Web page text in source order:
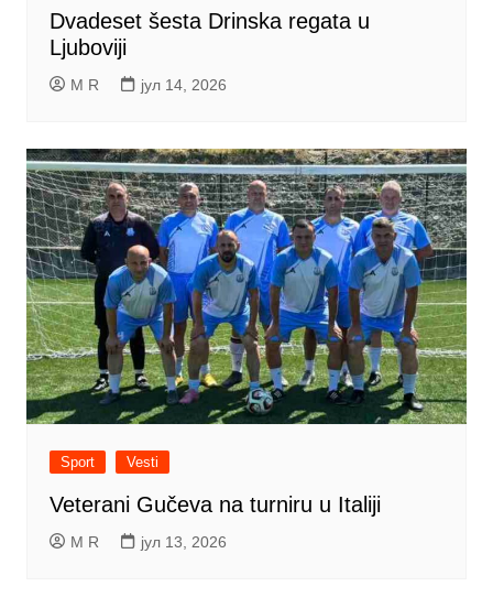
Dvadeset šesta Drinska regata u
Ljuboviji
M R јул 14, 2026
Sport Vesti
Veterani Gučeva na turniru u Italiji
M R јул 13, 2026